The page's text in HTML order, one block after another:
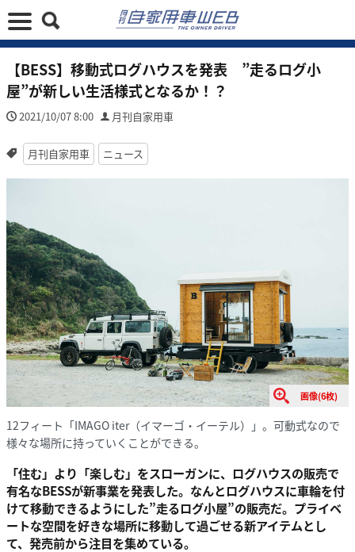
【BESS】移動式ログハウスを発表 ”走るログ小
屋”が新しい生活様式となるか！？
2021/10/07 8:00 月刊自家用車
月刊自家用車 ニュース
画像(6枚)
12フィート「IMAGO iter（イマーゴ・イーテル）」。可動式なので
様々な場所に持っていくことができる。
「住む」より「楽しむ」をスローガンに、ログハウスの販売で
有名なBESSが新事業を発表した。なんとログハウスに車輪を付
けて移動できるようにした”走るログ小屋”の販売だ。プライベ
ートな空間を好きな場所に移動して過ごせる新アイテムとし
て、発売前から注目を集めている。